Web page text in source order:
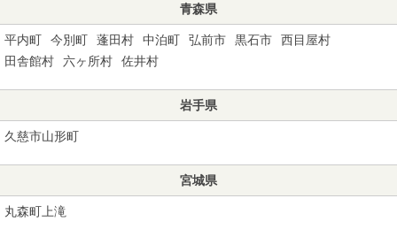
青森県
平内町 今別町 蓬田村 中泊町 弘前市 黒石市
西目屋村
田舎館村
六ヶ所村 佐井村
岩手県
久慈市山形町
宮城県
丸森町上滝